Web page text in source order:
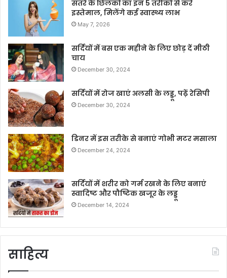
संतरे के छिलकों का इन 5 तरीकों से करें
इस्तेमाल, मिलेंगे कई स्वास्थ्य लाभ
May 7, 2026
सर्दियों में बस एक महीने के लिए छोड़ दें मीठी
चाय
December 30, 2024
सर्दियों में रोज खाएं अलसी के लड्डू, पढ़ें रेसिपी
December 30, 2024
डिनर में इस तरीके से बनाएं गोभी मटर मसाला
December 24, 2024
सर्दियों में शरीर को गर्म रखने के लिए बनाएं
स्वादिष्ट और पौष्टिक खजूर के लड्डू
December 14, 2024
साहित्य